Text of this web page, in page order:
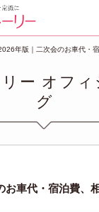
年版｜二次会のお車代・
ー オフィ
グ
お車代・宿泊費、